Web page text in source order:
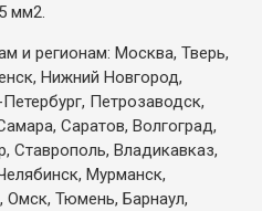
мм2.
и регионам: Москва, Тверь,
Нижний Новгород,
Петрозаводск,
Саратов, Волгоград,
Ставрополь, Владикавказ,
Мурманск,
Тюмень, Барнаул,